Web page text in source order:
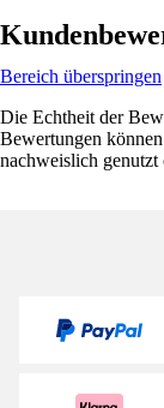
Bereich überspringen
Die Echtheit der
Bewertungen
nachweislich genutzt